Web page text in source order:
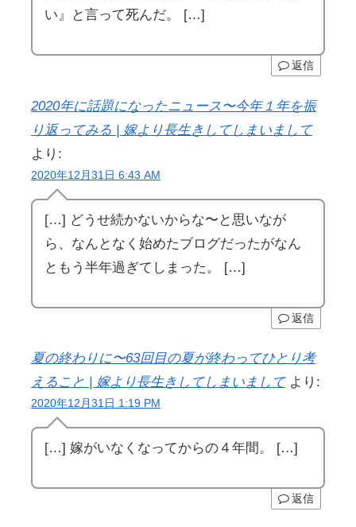
い』と言って死んだ。 […]
返信
2020年に話題になったニュース〜今年１年を振
り返ってみる | 嫁より長生きしてしまいまして
より:
2020年12月31日 6:43 AM
[…] どうせ続かないからな〜と思いなが
ら、なんとなく始めたブログだったがなん
ともう半年過ぎてしまった。 […]
返信
夏の終わりに〜63回目の夏が終わってひとり考
えること | 嫁より長生きしてしまいまして より:
2020年12月31日 1:19 PM
[…] 嫁がいなくなってからの４年間。 […]
返信